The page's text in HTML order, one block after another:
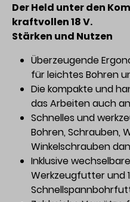
Der Held unter den
kraftvollen 18 V.
Stärken und Nutzen
Überzeugende
für leichtes Bohren
Die kompakte und
das Arbeiten auch
Schnelles und
Bohren, Schrauben,
Winkelschrauben
Inklusive
Werkzeugfutter und